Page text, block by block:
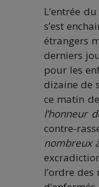
L’entrée
s’est
étrangers
derniers
pour les
dizaine de
ce matin
l’honneur
contre-
nombreux
l’ordre